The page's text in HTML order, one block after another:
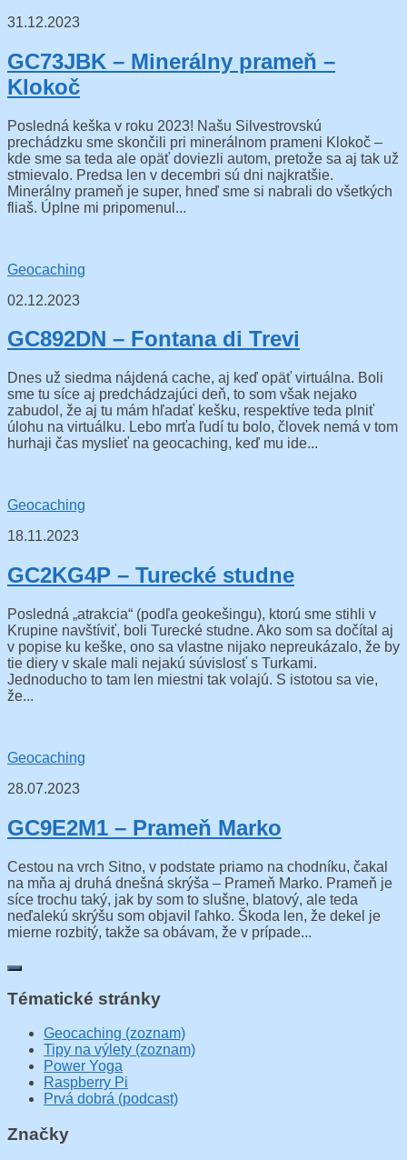
31.12.2023
GC73JBK – Minerálny prameň –
Klokoč
Posledná keška v roku 2023! Našu Silvestrovskú
prechádzku sme skončili pri minerálnom prameni Klokoč –
kde sme sa teda ale opäť doviezli autom, pretože sa aj tak už
stmievalo. Predsa len v decembri sú dni najkratšie.
Minerálny prameň je super, hneď sme si nabrali do všetkých
fliaš. Úplne mi pripomenul...
Geocaching
02.12.2023
GC892DN – Fontana di Trevi
Dnes už siedma nájdená cache, aj keď opäť virtuálna. Boli
sme tu síce aj predchádzajúci deň, to som však nejako
zabudol, že aj tu mám hľadať kešku, respektíve teda plniť
úlohu na virtuálku. Lebo mrťa ľudí tu bolo, človek nemá v tom
hurhaji čas myslieť na geocaching, keď mu ide...
Geocaching
18.11.2023
GC2KG4P – Turecké studne
Posledná „atrakcia“ (podľa geokešingu), ktorú sme stihli v
Krupine navštíviť, boli Turecké studne. Ako som sa dočítal aj
v popise ku keške, ono sa vlastne nijako nepreukázalo, že by
tie diery v skale mali nejakú súvislosť s Turkami.
Jednoducho to tam len miestni tak volajú. S istotou sa vie,
že...
Geocaching
28.07.2023
GC9E2M1 – Prameň Marko
Cestou na vrch Sitno, v podstate priamo na chodníku, čakal
na mňa aj druhá dnešná skrýša – Prameň Marko. Prameň je
síce trochu taký, jak by som to slušne, blatový, ale teda
neďalekú skrýšu som objavil ľahko. Škoda len, že dekel je
mierne rozbitý, takže sa obávam, že v prípade...
Tématické stránky
Geocaching (zoznam)
Tipy na výlety (zoznam)
Power Yoga
Raspberry Pi
Prvá dobrá (podcast)
Značky